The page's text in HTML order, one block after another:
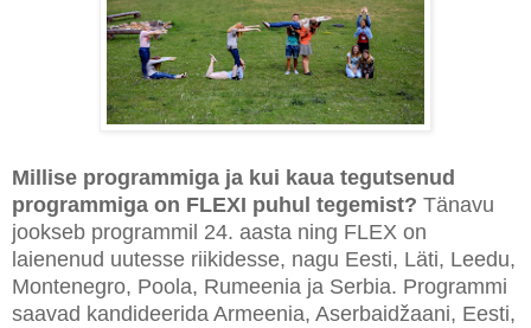
Millise programmiga ja kui kaua tegutsenud
programmiga on FLEXI puhul tegemist? Tänavu
jookseb programmil 24. aasta ning FLEX on
laienenud uutesse riikidesse, nagu Eesti, Läti, Leedu,
Montenegro, Poola, Rumeenia ja Serbia. Programmi
saavad kandideerida Armeenia, Aserbaidžaani, Eesti,